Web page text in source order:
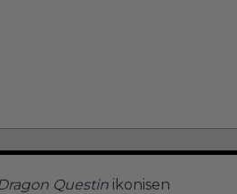
Questin ikonisen